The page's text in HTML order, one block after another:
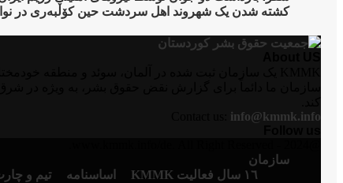
کشتە شدن یک شهروند اهل سردشت حین کۆڵبەری در
info@kmmk.info
سازمان
١٦ سال فعالیت KMMK
اساسنامە تیم و